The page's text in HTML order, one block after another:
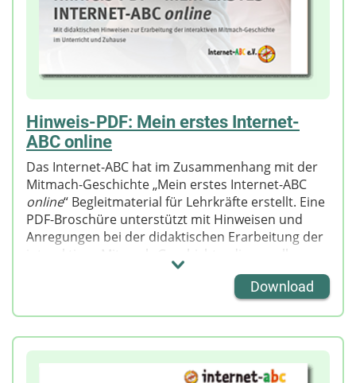
Hinweis-PDF: Mein erstes Internet-
ABC online
Das Internet-ABC hat im Zusammenhang mit der
Mitmach-Geschichte „Mein erstes Internet-ABC
online“ Begleitmaterial für Lehrkräfte erstellt. Eine
PDF-Broschüre unterstützt mit Hinweisen und
Anregungen bei der didaktischen Erarbeitung der
interaktiven Mitmach-Geschichte, die vor allem
gering oder nicht lesekundigen Kindern einen
ersten Zugang zu Medienbildung ermöglichen soll.
Gemeinsam mit den vier Maskottchen des
Internet-ABC entdecken die Kinder verschiedene
Situationen des Medienalltags. In kleinen Übungen
können sie sich dem Thema spielerisch
Download